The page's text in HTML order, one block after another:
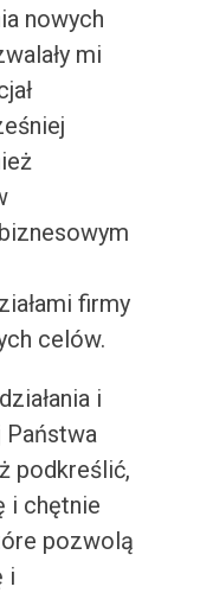
nowych
mi
firmy
celów.
i
Państwa
podkreślić,
i chętnie
pozwolą
i